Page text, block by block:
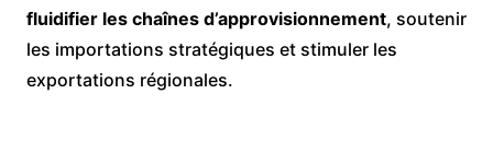
fluidifier les chaînes d’approvisionnement, soutenir
les importations stratégiques et stimuler les
exportations régionales.